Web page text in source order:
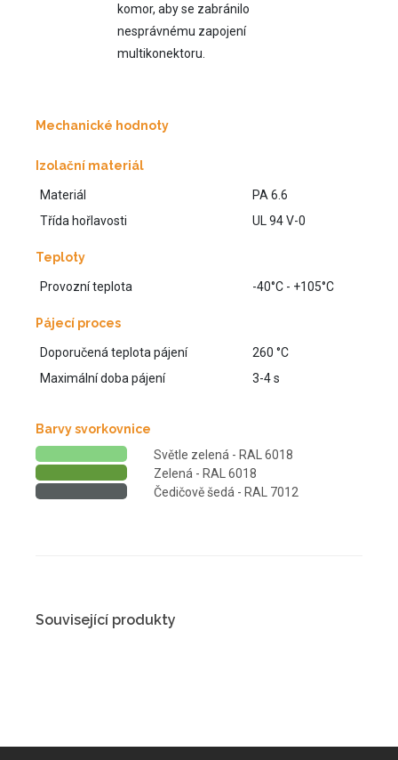
komor, aby se zabránilo
nesprávnému zapojení
multikonektoru.
Mechanické hodnoty
Izolační materiál
Materiál
PA 6.6
Třída hořlavosti
UL 94 V-0
Teploty
Provozní teplota -40°C - +105°C
Pájecí proces
Doporučená teplota pájení
260 °C
Maximální doba pájení
3-4 s
Barvy svorkovnice
Světle zelená - RAL 6018
Zelená - RAL 6018
Čedičově šedá - RAL 7012
Související produkty